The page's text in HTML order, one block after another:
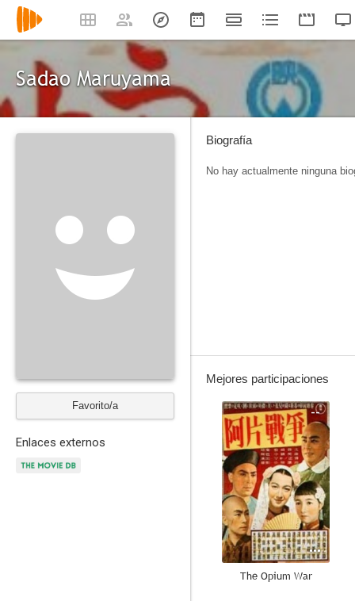
Sadao Maruyama
Favorito/a
Enlaces externos
Biografía
No hay actualmente ninguna
Mejores participaciones
--
The Opium War